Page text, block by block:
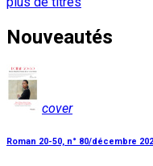
Nouveautés
cover
Roman 20-50, n° 80/décembre